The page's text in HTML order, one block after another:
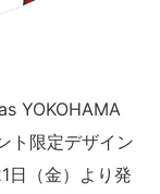
YOKOHAMA
ト限定デザイン
日（金）より発